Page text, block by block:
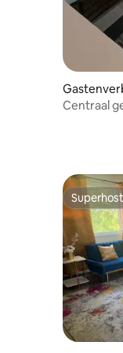
y
Centraal
Superhost
Superhost